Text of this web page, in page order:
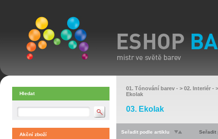
Hledat
Akční zboží
01. Tónování barev - > 02. Interiér -
Ekolak
03. Ekolak
Seřadit podle artiklu Seřadit